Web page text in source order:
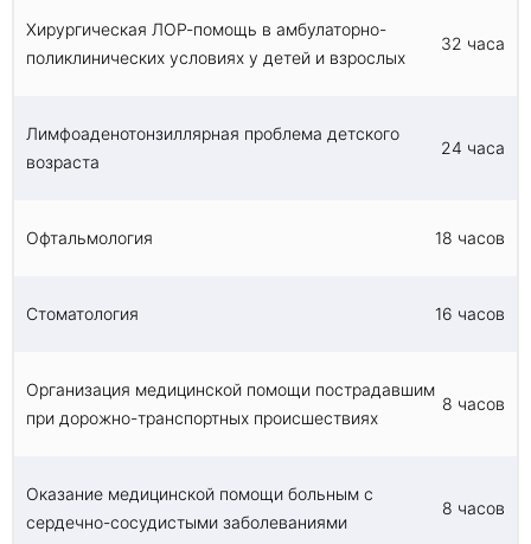
Хирургическая ЛОР-помощь в амбулаторно-
поликлинических условиях у детей и взрослых
32 часа
Лимфоаденотонзиллярная проблема детского
возраста
24 часа
Офтальмология 18 часов
Стоматология 16 часов
Организация медицинской помощи пострадавшим
при дорожно-транспортных происшествиях
8 часов
Оказание медицинской помощи больным с
сердечно-сосудистыми заболеваниями
8 часов